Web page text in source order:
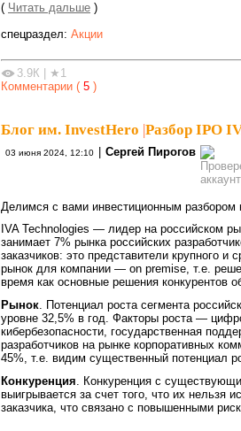
( Читать дальше )
спецраздел: Акции
3.9К
★1
Комментарии ( 5 )
Блог им. InvestHero Разбор IPO
03 июня 2024, 12:10 Сергей Пирогов
Делимся с вами инвестиционным разбором
IVA Technologies — лидер на российском
занимает 7% рынка российских
заказчиков: это представители крупного и
рынок для компании — on premise, т.е.
время как основные решения конкурентов
Рынок . Потенциал роста сегмента
уровне 32,5% в год. Факторы роста —
кибербезопасности, государственная
разработчиков на рынке корпоративных
45%, т.е. видим существенный потенциал
Конкуренция . Конкуренция с
выигрывается за счет того, что их нельзя
заказчика, что связано с повышенными